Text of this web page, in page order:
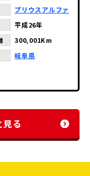
プリウスアルファ
平成26年
300,001Km
岐阜県
る